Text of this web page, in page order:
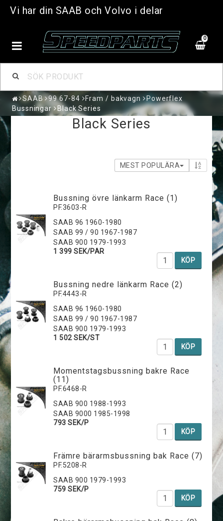
Vi har din SAAB och Volvo i delar
0
SAAB 99 67-84 Fram / bakvagn
Powerflex
Bussningar
Black Series
Black Series
MEST POPULÄRA
Bussning övre länkarm Race (1)
PF.3603-R
SAAB 96 1960-1980
SAAB 99 / 90 1967-1987
SAAB 900 1979-1993
1 399 SEK/PAR
KÖP
Bussning nedre länkarm Race (2)
PF.4443-R
SAAB 96 1960-1980
SAAB 99 / 90 1967-1987
SAAB 900 1979-1993
1 502 SEK/ST
KÖP
Momentstagsbussning bakre Race
(11)
PF.6468-R
SAAB 900 1988-1993
SAAB 9000 1985-1998
793 SEK/P
KÖP
Främre bärarmsbussning bak Race (7)
PF.5208-R
SAAB 900 1979-1993
759 SEK/P
KÖP